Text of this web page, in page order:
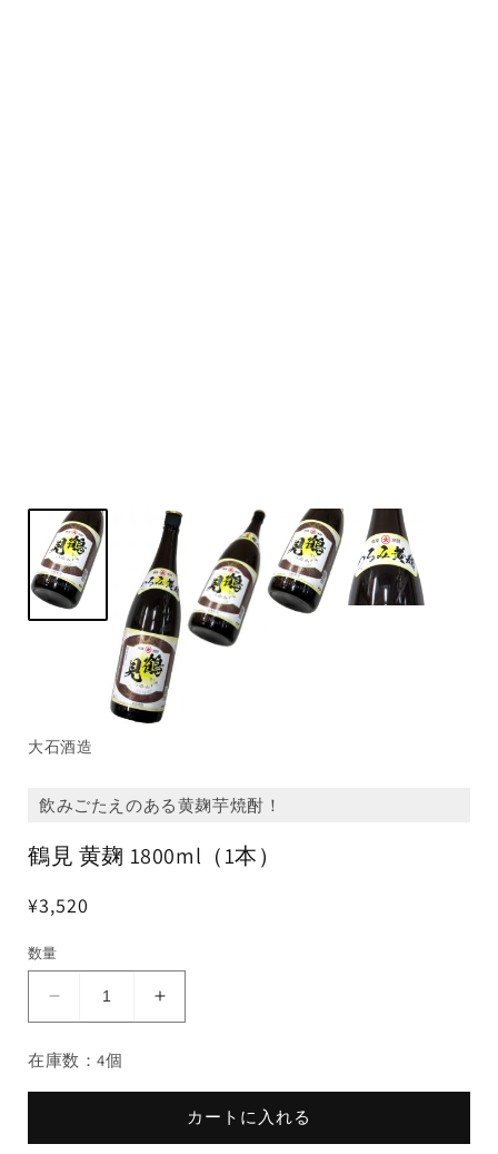
大石酒造
飲みごたえのある黄麹芋焼酎！
鶴見 黄麹 1800ml（1本）
¥3,520
数量
黄
麹
本）
鶴
麹
1800ml（1
本）
在庫数：4個
カートに入れる